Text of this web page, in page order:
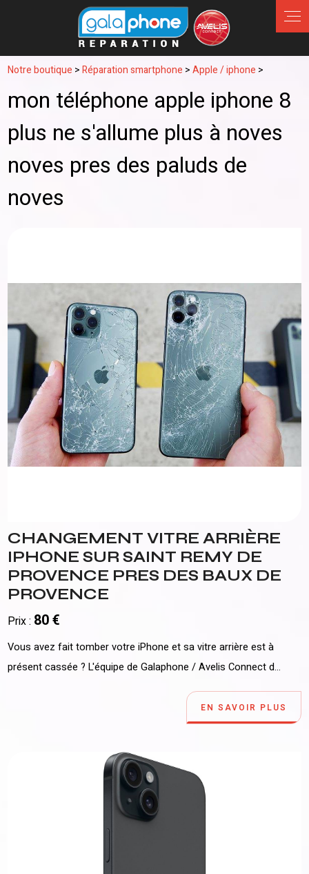
Notre boutique >Réparation smartphone >Apple / iphone >
mon téléphone apple iphone 8
plus ne s'allume plus à noves
noves pres des paluds de
noves
CHANGEMENT VITRE ARRIÈRE
IPHONE SUR SAINT REMY DE
PROVENCE PRES DES BAUX DE
PROVENCE
Prix : 80 €
Vous avez fait tomber votre iPhone et sa vitre arrière est à
présent cassée ? L'équipe de Galaphone / Avelis Connect d...
EN SAVOIR PLUS
Panneau de gestion des cookies